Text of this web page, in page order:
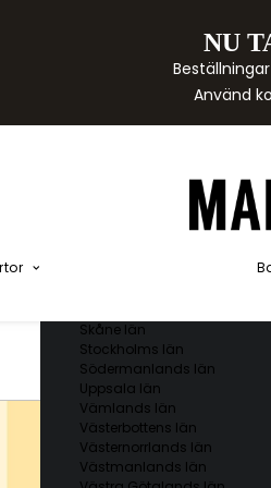
NU
Använd
Skåne län
Stockholms län
Södermanlands län
Uppsala län
Vämlands län
Västerbottens län
Västernorrlands län
Västmanlands län